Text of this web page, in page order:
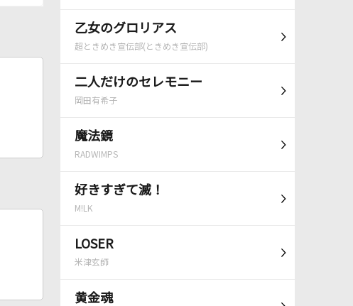
乙女のグロリアス
超ときめき宣伝部(ときめき宣伝部)
二人だけのセレモニー
岡田有希子
魔法鏡
RADWIMPS
好きすぎて滅！
M!LK
LOSER
米津玄師
黄金魂